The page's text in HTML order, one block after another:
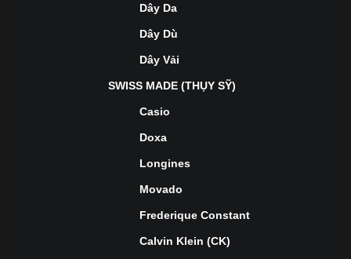
Dây Da
Dây Dù
Dây Vải
SWISS MADE (THỤY SỸ)
Casio
Doxa
Longines
Movado
Frederique Constant
Calvin Klein (CK)